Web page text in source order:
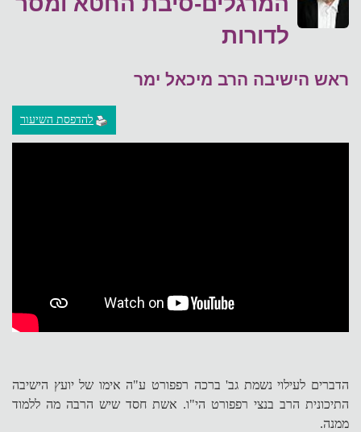
לדורות
ראש הישיבה הרב מיכאל ימר
להדפסת השיעור
הדברים לעילוי נשמת גב' ברכה רפפורט ע"ה אימו של יועץ הישיבה
התיכונית הרב בנצי רפפורט הי"ו. אשת חסד שיש הרבה מה ללמוד
ממנה.